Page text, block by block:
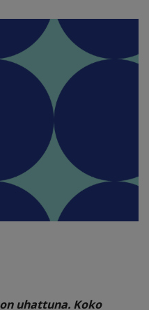
uhattuna. Koko